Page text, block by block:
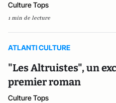
Culture Tops
1 min de lecture
ATLANTI CULTURE
"Les Altruistes", un
premier roman
Culture Tops